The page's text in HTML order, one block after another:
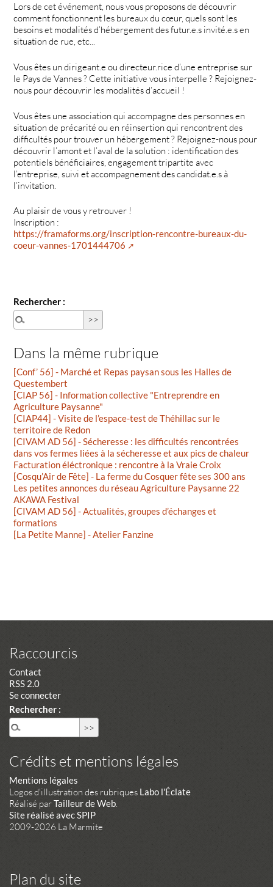
Lors de cet événement, nous vous proposons de découvrir
comment fonctionnent les bureaux du cœur, quels sont les
besoins et modalités d’hébergement des futur.e.s invité.e.s en
situation de rue, etc...
Vous êtes un dirigeant.e ou directeur.rice d’une entreprise sur
le Pays de Vannes ? Cette initiative vous interpelle ? Rejoignez-
nous pour découvrir les modalités d’accueil !
Vous êtes une association qui accompagne des personnes en
situation de précarité ou en réinsertion qui rencontrent des
difficultés pour trouver un hébergement ? Rejoignez-nous pour
découvrir l’amont et l’aval de la solution : identification des
potentiels bénéficiaires, engagement tripartite avec
l’entreprise, suivi et accompagnement des candidat.e.s à
l’invitation.
Au plaisir de vous y retrouver !
Inscription :
https://framaforms.org/inscription-rencontre-bureaux-du-
coeur-vannes-1701444706
Rechercher :
Dans la même rubrique
[Conf’ 56] - Marché et Repas paysan sous les Halles de
Questembert
[CIAP 56] - Information collective "Entreprendre en
Agriculture Paysanne"
[CIAP44] - Visite de l’espace-test de Théhillac sur le
territoire de Redon
[CIVAM AD 56] - Sécheresse : les difficultés rencontrées
dans vos fermes liées à la sécheresse et aux pics de chaleur
Facturation éléctronique : rencontre à la Vraie Croix
[Cosqu’Air de Fête] - La ferme du Cosquer fête ses 300 ans
Les petites annonces du réseau Agriculture Paysanne 22
AKAWA Festival
[CIVAM AD 56] - Actualités, groupes d’échanges et
formations
[La Petite Manne] - Atelier Fanzine
Raccourcis
Contact
RSS 2.0
Se connecter
Rechercher :
Crédits et mentions légales
Mentions légales
Logos d'illustration des rubriques Labo l'Éclate
Réalisé parTailleur de Web.
Site réalisé avec SPIP
2009-2026 La Marmite
Plan du site